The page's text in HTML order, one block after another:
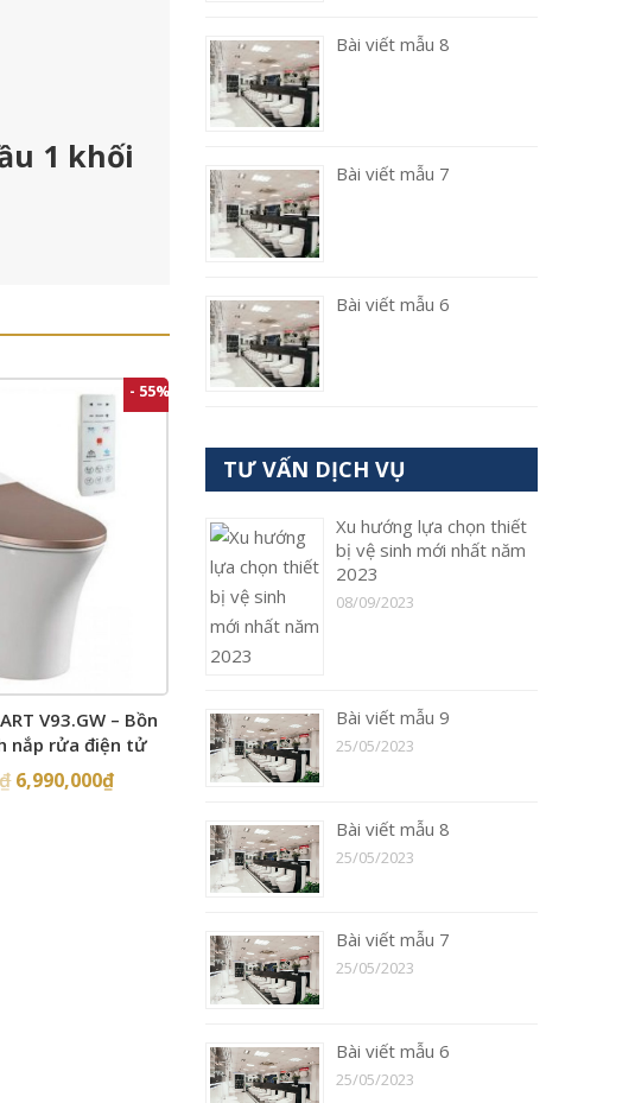
1 khối
- 55%
V93.GW – Bồn
nắp rửa điện tử
₫ 6,990,000₫
Bài viết mẫu 8
Bài viết mẫu 7
Bài viết mẫu 6
TƯ VẤN DỊCH VỤ
Xu hướng lựa chọn thiết
bị vệ sinh mới nhất năm
2023
08/09/2023
Bài viết mẫu 9
25/05/2023
Bài viết mẫu 8
25/05/2023
Bài viết mẫu 7
25/05/2023
Bài viết mẫu 6
25/05/2023